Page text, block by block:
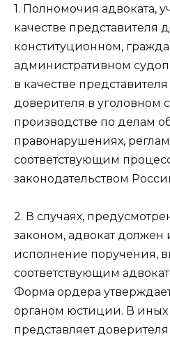
1. Полномочия адвоката,
качестве представителя
конституционном,
административном
в качестве
доверителя в уголовном
производстве по делам
правонарушениях,
соответствующим
законодательством
2. В случаях,
законом, адвокат должен
исполнение поручения,
соответствующим
Форма ордера
органом юстиции. В иных
представляет